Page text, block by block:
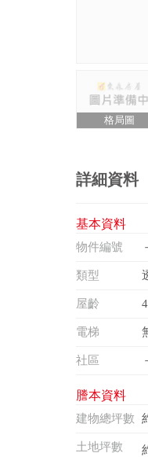
格局圖
詳細資料
基本資料
物件編號
類型
屋齡
電梯
社區
謄本資料
建物總坪數
土地坪數